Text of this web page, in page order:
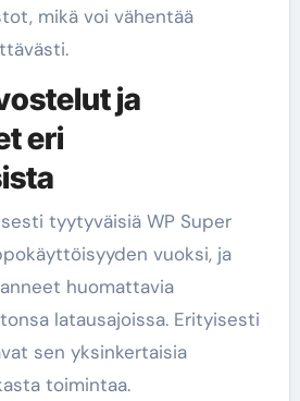
mikä voi vähentää
ja
eri
tyytyväisiä WP Super
vuoksi, ja
huomattavia
latausajoissa. Erityisesti
sen yksinkertaisia
toimintaa.